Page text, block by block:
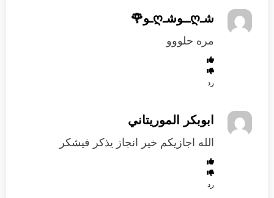
شـღــوشـღـو🌹
مره حلووو
رد
ابوبكر الموريتاني
الله اجازيكم خير انجاز يذكر فيشكر
رد